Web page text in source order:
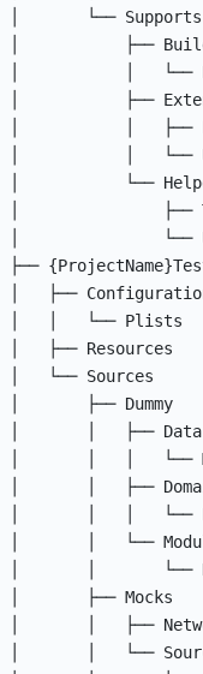
│       └── Supports
│           ├──
│           │   └──
│           ├──
│           │   ├──
│           │   └──
│           └──
│               ├──
│               └──
├──
│   ├──
│   │   └── Plists
│   ├── Resources
│   └── Sources
│       ├── Dummy
│       │   ├── Data
│       │   │   └──
│       │   ├──
│       │   │   └──
│       │   └──
│       │       └──
│       ├── Mocks
│       │   ├──
│       │   └──